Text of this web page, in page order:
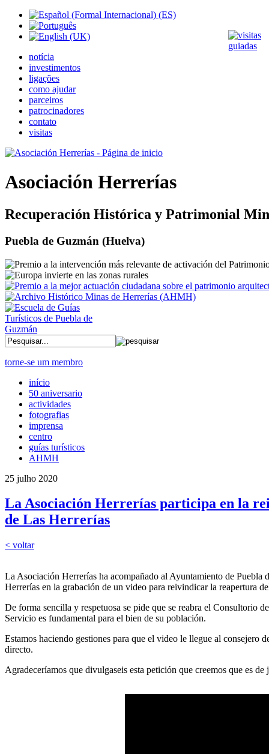
notícia
investimentos
ligações
como ajudar
parceiros
patrocinadores
contato
visitas
Asociación Herrerías
Recuperación Histórica y Patrimonial
Puebla de Guzmán (Huelva)
torne-se um membro
início
50 aniversario
actividades
fotografias
imprensa
centro
guías turísticos
AHMH
25 julho 2020
La Asociación Herrerías participa en la
de Las Herrerías
< voltar
La Asociación Herrerías ha acompañado al Ayuntamiento de
Herrerías en la grabación de un video para reivindicar la reapertura
De forma sencilla y respetuosa se pide que se reabra el Consultorio
Servicio es fundamental para el bien de su población.
Estamos haciendo gestiones para que el video le llegue al consejero
directo.
Agradeceríamos que divulgaseis esta petición que creemos que es de